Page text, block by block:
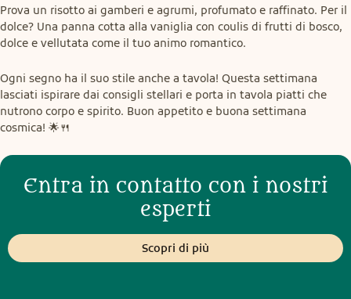
Prova un risotto ai gamberi e agrumi, profumato e raffinato. Per il
dolce? Una panna cotta alla vaniglia con coulis di frutti di bosco,
dolce e vellutata come il tuo animo romantico.
Ogni segno ha il suo stile anche a tavola! Questa settimana
lasciati ispirare dai consigli stellari e porta in tavola piatti che
nutrono corpo e spirito. Buon appetito e buona settimana
cosmica! 🌟🍴
Entra in contatto con i nostri
esperti
Scopri di più